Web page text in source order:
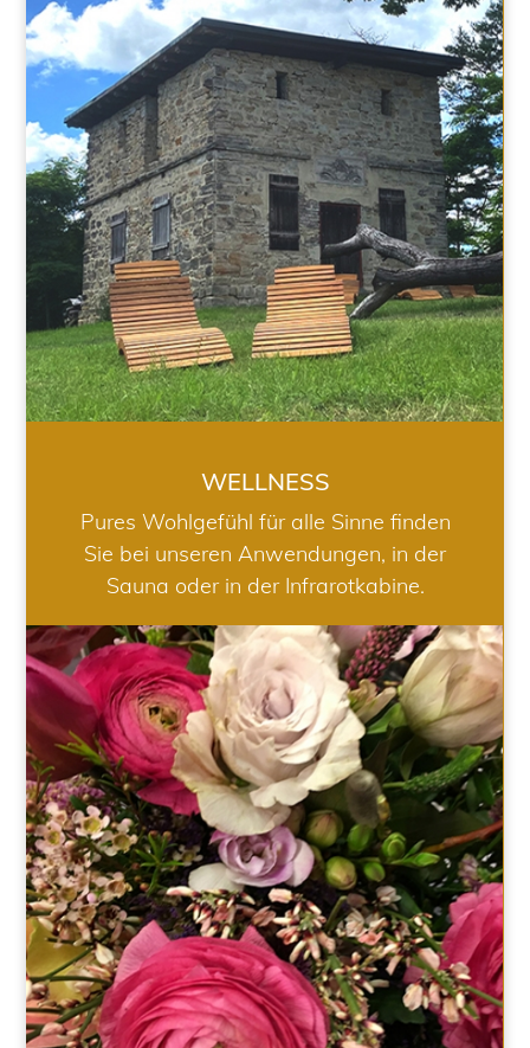
WELLNESS
WELLNESS
Pures Wohlgefühl für alle Sinne finden
Sie bei unseren Anwendungen, in der
Sauna oder in der Infrarotkabine.
HOCHZEIT